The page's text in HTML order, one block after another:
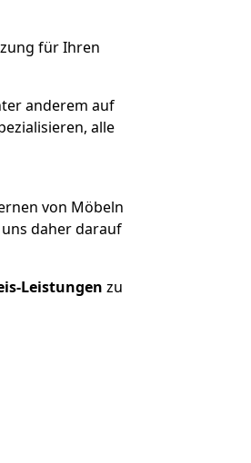
für Ihren
anderem auf
alle
von Möbeln
daher darauf
Leistungen zu